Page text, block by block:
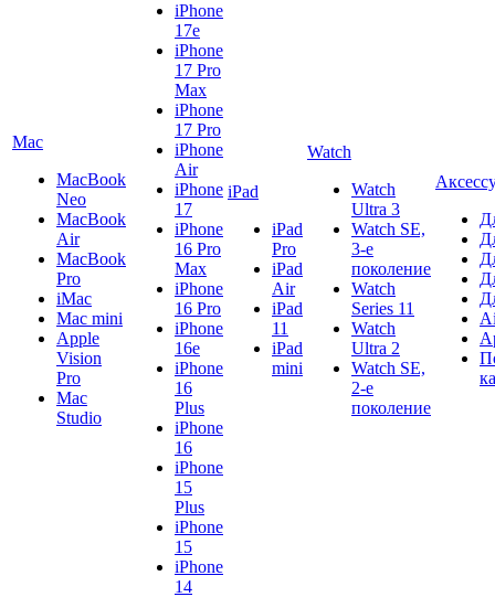
Mac
MacBook
Neo
MacBook
Air
MacBook
Pro
iMac
Mac mini
Apple
Vision
Pro
Mac
Studio
iPhone
17e
iPhone
17 Pro
Max
iPhone
17 Pro
iPhone
Air
iPhone
17
iPhone
16 Pro
Max
iPhone
16 Pro
iPhone
16e
iPhone
16
Plus
iPhone
16
iPhone
15
Plus
iPhone
15
iPhone
14
iPad
iPad
Pro
iPad
Air
iPad
11
iPad
mini
Watch
Watch
Ultra 3
Watch SE,
3-е
поколение
Watch
Series 11
Watch
Ultra 2
Watch SE,
2-е
поколение